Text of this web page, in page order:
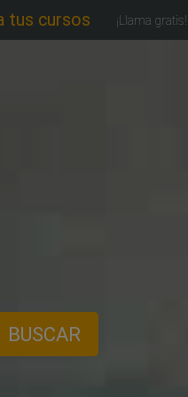
tus cursos ¡Llama gratis!
BUSCAR